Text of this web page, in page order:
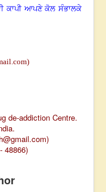
ਕਾਪੀ ਆਪਣੇ ਕੋਲ ਸੰਭਾਲਕੇ
)
de-addiction Centre.
)
48866)